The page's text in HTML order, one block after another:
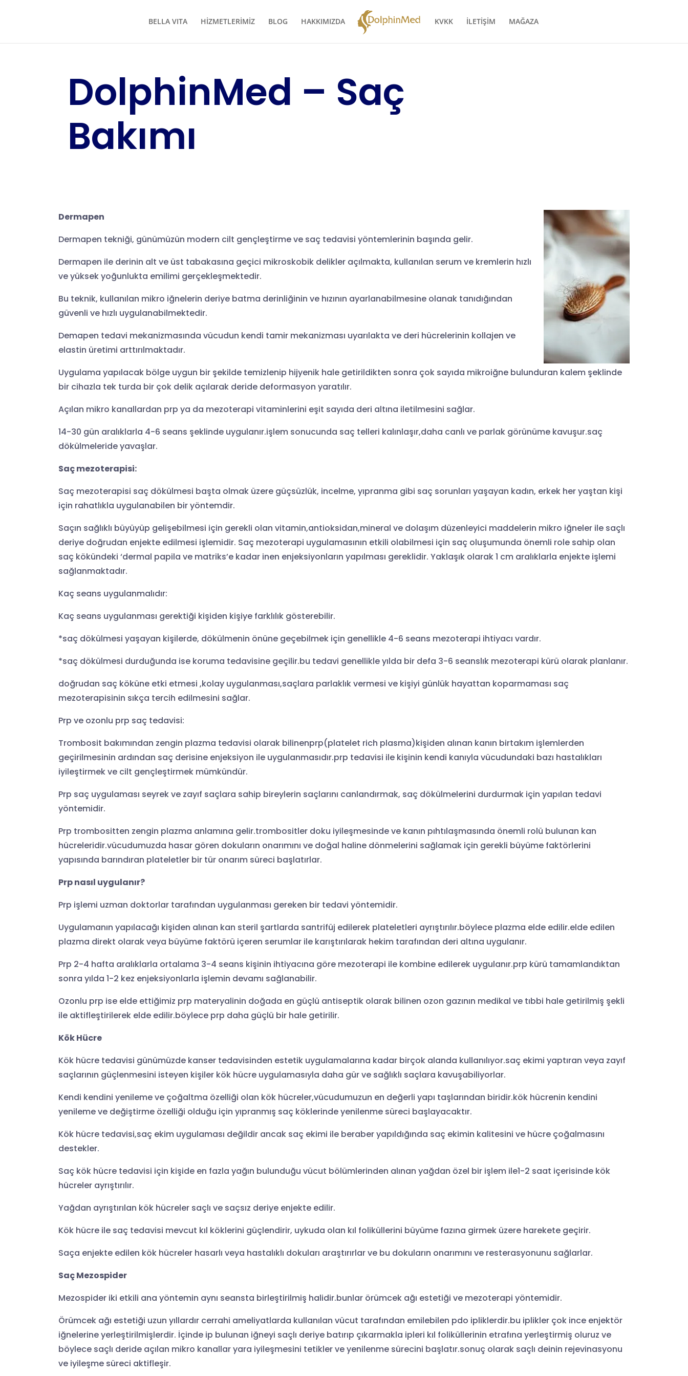
BELLA VITA HİZMETLERİMİZ BLOG HAKKIMIZDA KVKK İLETİŞİM MAĞAZA
DolphinMed – Saç
Bakımı
Dermapen
Dermapen tekniği, günümüzün modern cilt gençleştirme ve saç tedavisi yöntemlerinin başında gelir.
Dermapen ile derinin alt ve üst tabakasına geçici mikroskobik delikler açılmakta, kullanılan serum ve kremlerin hızlı
ve yüksek yoğunlukta emilimi gerçekleşmektedir.
Bu teknik, kullanılan mikro iğnelerin deriye batma derinliğinin ve hızının ayarlanabilmesine olanak tanıdığından
güvenli ve hızlı uygulanabilmektedir.
Demapen tedavi mekanizmasında vücudun kendi tamir mekanizması uyarılakta ve deri hücrelerinin kollajen ve
elastin üretimi arttırılmaktadır.
Uygulama yapılacak bölge uygun bir şekilde temizlenip hijyenik hale getirildikten sonra çok sayıda mikroiğne bulunduran kalem şeklinde
bir cihazla tek turda bir çok delik açılarak deride deformasyon yaratılır.
Açılan mikro kanallardan prp ya da mezoterapi vitaminlerini eşit sayıda deri altına iletilmesini sağlar.
14-30 gün aralıklarla 4-6 seans şeklinde uygulanır.işlem sonucunda saç telleri kalınlaşır,daha canlı ve parlak görünüme kavuşur.saç
dökülmeleride yavaşlar.
Saç mezoterapisi:
Saç mezoterapisi saç dökülmesi başta olmak üzere güçsüzlük, incelme, yıpranma gibi saç sorunları yaşayan kadın, erkek her yaştan kişi
için rahatlıkla uygulanabilen bir yöntemdir.
Saçın sağlıklı büyüyüp gelişebilmesi için gerekli olan vitamin,antioksidan,mineral ve dolaşım düzenleyici maddelerin mikro iğneler ile saçlı
deriye doğrudan enjekte edilmesi işlemidir. Saç mezoterapi uygulamasının etkili olabilmesi için saç oluşumunda önemli role sahip olan
saç kökündeki ‘dermal papila ve matriks’e kadar inen enjeksiyonların yapılması gereklidir. Yaklaşık olarak 1 cm aralıklarla enjekte işlemi
sağlanmaktadır.
Kaç seans uygulanmalıdır:
Kaç seans uygulanması gerektiği kişiden kişiye farklılık gösterebilir.
*saç dökülmesi yaşayan kişilerde, dökülmenin önüne geçebilmek için genellikle 4-6 seans mezoterapi ihtiyacı vardır.
*saç dökülmesi durduğunda ise koruma tedavisine geçilir.bu tedavi genellikle yılda bir defa 3-6 seanslık mezoterapi kürü olarak planlanır.
doğrudan saç köküne etki etmesi ,kolay uygulanması,saçlara parlaklık vermesi ve kişiyi günlük hayattan koparmaması saç
mezoterapisinin sıkça tercih edilmesini sağlar.
Prp ve ozonlu prp saç tedavisi:
Trombosit bakımından zengin plazma tedavisi olarak bilinenprp(platelet rich plasma)kişiden alınan kanın birtakım işlemlerden
geçirilmesinin ardından saç derisine enjeksiyon ile uygulanmasıdır.prp tedavisi ile kişinin kendi kanıyla vücudundaki bazı hastalıkları
iyileştirmek ve cilt gençleştirmek mümkündür.
Prp saç uygulaması seyrek ve zayıf saçlara sahip bireylerin saçlarını canlandırmak, saç dökülmelerini durdurmak için yapılan tedavi
yöntemidir.
Prp trombositten zengin plazma anlamına gelir.trombositler doku iyileşmesinde ve kanın pıhtılaşmasında önemli rolü bulunan kan
hücreleridir.vücudumuzda hasar gören dokuların onarımını ve doğal haline dönmelerini sağlamak için gerekli büyüme faktörlerini
yapısında barındıran plateletler bir tür onarım süreci başlatırlar.
Prp nasıl uygulanır?
Prp işlemi uzman doktorlar tarafından uygulanması gereken bir tedavi yöntemidir.
Uygulamanın yapılacağı kişiden alınan kan steril şartlarda santrifüj edilerek plateletleri ayrıştırılır.böylece plazma elde edilir.elde edilen
plazma direkt olarak veya büyüme faktörü içeren serumlar ile karıştırılarak hekim tarafından deri altına uygulanır.
Prp 2-4 hafta aralıklarla ortalama 3-4 seans kişinin ihtiyacına göre mezoterapi ile kombine edilerek uygulanır.prp kürü tamamlandıktan
sonra yılda 1-2 kez enjeksiyonlarla işlemin devamı sağlanabilir.
Ozonlu prp ise elde ettiğimiz prp materyalinin doğada en güçlü antiseptik olarak bilinen ozon gazının medikal ve tıbbi hale getirilmiş şekli
ile aktifleştirilerek elde edilir.böylece prp daha güçlü bir hale getirilir.
Kök Hücre
Kök hücre tedavisi günümüzde kanser tedavisinden estetik uygulamalarına kadar birçok alanda kullanılıyor.saç ekimi yaptıran veya zayıf
saçlarının güçlenmesini isteyen kişiler kök hücre uygulamasıyla daha gür ve sağlıklı saçlara kavuşabiliyorlar.
Kendi kendini yenileme ve çoğaltma özelliği olan kök hücreler,vücudumuzun en değerli yapı taşlarından biridir.kök hücrenin kendini
yenileme ve değiştirme özelliği olduğu için yıpranmış saç köklerinde yenilenme süreci başlayacaktır.
Kök hücre tedavisi,saç ekim uygulaması değildir ancak saç ekimi ile beraber yapıldığında saç ekimin kalitesini ve hücre çoğalmasını
destekler.
Saç kök hücre tedavisi için kişide en fazla yağın bulunduğu vücut bölümlerinden alınan yağdan özel bir işlem ile1-2 saat içerisinde kök
hücreler ayrıştırılır.
Yağdan ayrıştırılan kök hücreler saçlı ve saçsız deriye enjekte edilir.
Kök hücre ile saç tedavisi mevcut kıl köklerini güçlendirir, uykuda olan kıl foliküllerini büyüme fazına girmek üzere harekete geçirir.
Saça enjekte edilen kök hücreler hasarlı veya hastalıklı dokuları araştırırlar ve bu dokuların onarımını ve resterasyonunu sağlarlar.
Saç Mezospider
Mezospider iki etkili ana yöntemin aynı seansta birleştirilmiş halidir.bunlar örümcek ağı estetiği ve mezoterapi yöntemidir.
Örümcek ağı estetiği uzun yıllardır cerrahi ameliyatlarda kullanılan vücut tarafından emilebilen pdo ipliklerdir.bu iplikler çok ince enjektör
iğnelerine yerleştirilmişlerdir. İçinde ip bulunan iğneyi saçlı deriye batırıp çıkarmakla ipleri kıl foliküllerinin etrafına yerleştirmiş oluruz ve
böylece saçlı deride açılan mikro kanallar yara iyileşmesini tetikler ve yenilenme sürecini başlatır.sonuç olarak saçlı deinin rejevinasyonu
ve iyileşme süreci aktifleşir.